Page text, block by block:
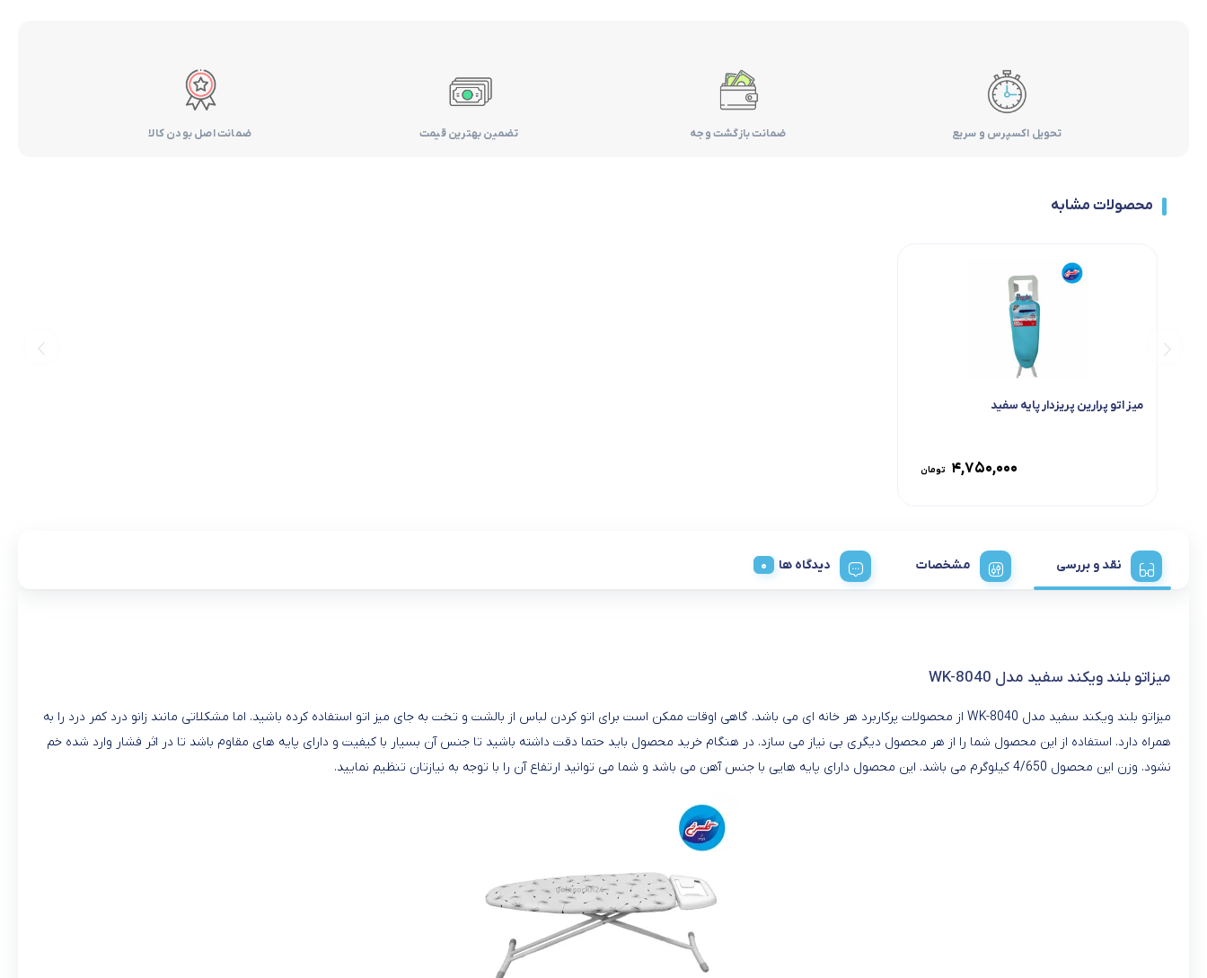
تحویل اکسپرس و سریع ضمانت بازگشت وجه تضمین بهترین قیمت ضمانت اصل بودن کالا
محصولات مشابه
میز اتو پرارین پریزدار پایه سفید
۴,۷۵۰,۰۰۰ تومان
نقد و بررسی مشخصات دیدگاه ها
میزاتو بلند ویکند سفید مدل WK-8040
میزاتو بلند ویکند سفید مدل WK-8040 از محصولات پرکاربرد هر خانه ای می باشد. گاهی اوقات ممکن است برای اتو کردن لباس از بالشت و تخت به جای میز اتو استفاده کرده باشید. اما مشکلاتی مانند زانو درد کمر درد را به
همراه دارد. استفاده از این محصول شما را از هر محصول دیگری بی نیاز می سازد. در هنگام خرید محصول باید حتما دقت داشته باشید تا جنس آن بسیار با کیفیت و دارای پایه های مقاوم باشد تا در اثر فشار وارد شده خم
نشود. وزن این محصول 4/650 کیلوگرم می باشد. این محصول دارای پایه هایی با جنس آهن می باشد و شما می توانید ارتفاع آن را با توجه به نیازتان تنظیم نمایید.